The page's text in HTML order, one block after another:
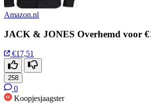
Amazon.nl
JACK & JONES Overhemd voor
€17,51
258
0
Koopjesjaagster